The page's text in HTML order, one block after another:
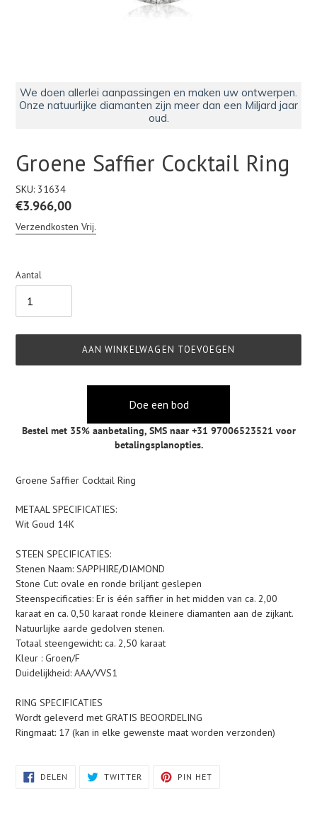
We doen allerlei aanpassingen en maken uw ontwerpen.
Onze natuurlijke diamanten zijn meer dan een Miljard jaar
oud.
Groene Saffier Cocktail Ring
SKU: 31634
Normale
prijs
€3.966,00
Verzendkosten Vrij.
Aantal
AAN WINKELWAGEN TOEVOEGEN
Doe een bod
Bestel met 35% aanbetaling, SMS naar +31 97006523521 voor
betalingsplanopties.
toegevoegen
je
winkelwagen
Groene Saffier Cocktail Ring
METAAL SPECIFICATIES:
Wit Goud 14K
STEEN SPECIFICATIES:
Stenen Naam: SAPPHIRE/DIAMOND
Stone Cut: ovale en ronde briljant geslepen
Steenspecificaties: Er is één saffier in het midden van ca. 2,00
karaat en ca. 0,50 karaat ronde kleinere diamanten aan de zijkant.
Natuurlijke aarde gedolven stenen.
Totaal steengewicht: ca. 2,50 karaat
Kleur : Groen/F
Duidelijkheid: AAA/VVS1
RING SPECIFICATIES
Wordt geleverd met GRATIS BEOORDELING
Ringmaat: 17 (kan in elke gewenste maat worden verzonden)
DELEN DELEN
TWITTER TWITTEREN
OP
PIN HET